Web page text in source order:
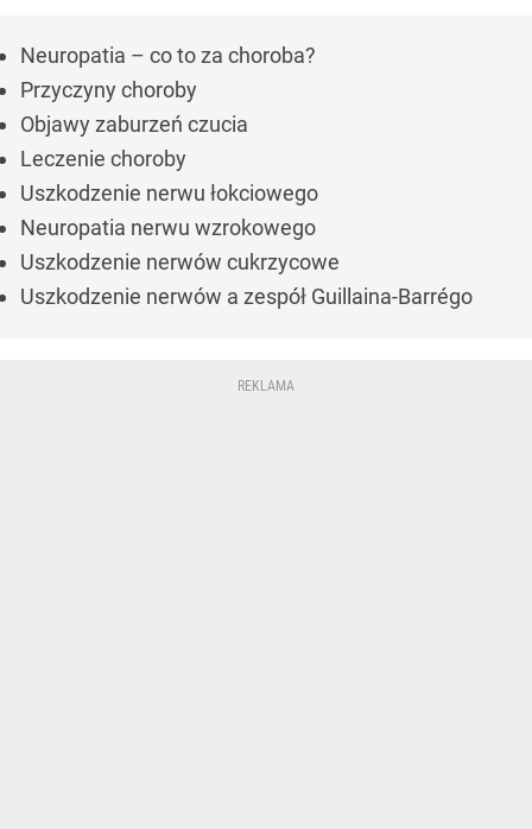
Neuropatia – co to za choroba?
Przyczyny choroby
Objawy zaburzeń czucia
Leczenie choroby
Uszkodzenie nerwu łokciowego
Neuropatia nerwu wzrokowego
Uszkodzenie nerwów cukrzycowe
Uszkodzenie nerwów a zespół Guillaina-Barrégo